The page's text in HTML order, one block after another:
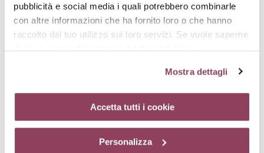
pubblicità e social media i quali potrebbero combinarle
con altre informazioni che ha fornito loro o che hanno
raccolto dal tuo utilizzo sui loro servizi. Se vuole saperne
di più o negare il consenso a tutti o ad alcuni
cliccando sul tasto “Accetta tutti i cookie”. Se non vuole i
cookie di profilazione può negare il consenso sul tasto
“Rifiuta”. Chiudendo questo banner tramite l’apposito
comando “X” continuerai la navigazione del sito in
diversi da quelli tecnici.
Mostra dettagli
Accetta tutti i cookie
Personalizza
L'intesa perfetta